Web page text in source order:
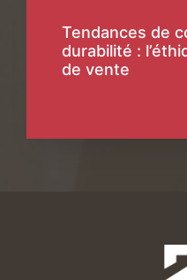
Tendances de
durabilité :
de vente